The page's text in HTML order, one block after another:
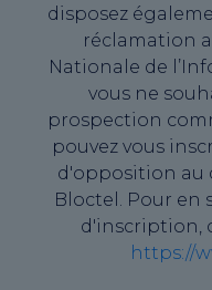
disposez
réclamation
Nationale de
vous ne
prospection
pouvez vous
d'opposition au
Bloctel. Pour en
d'inscription,
https://